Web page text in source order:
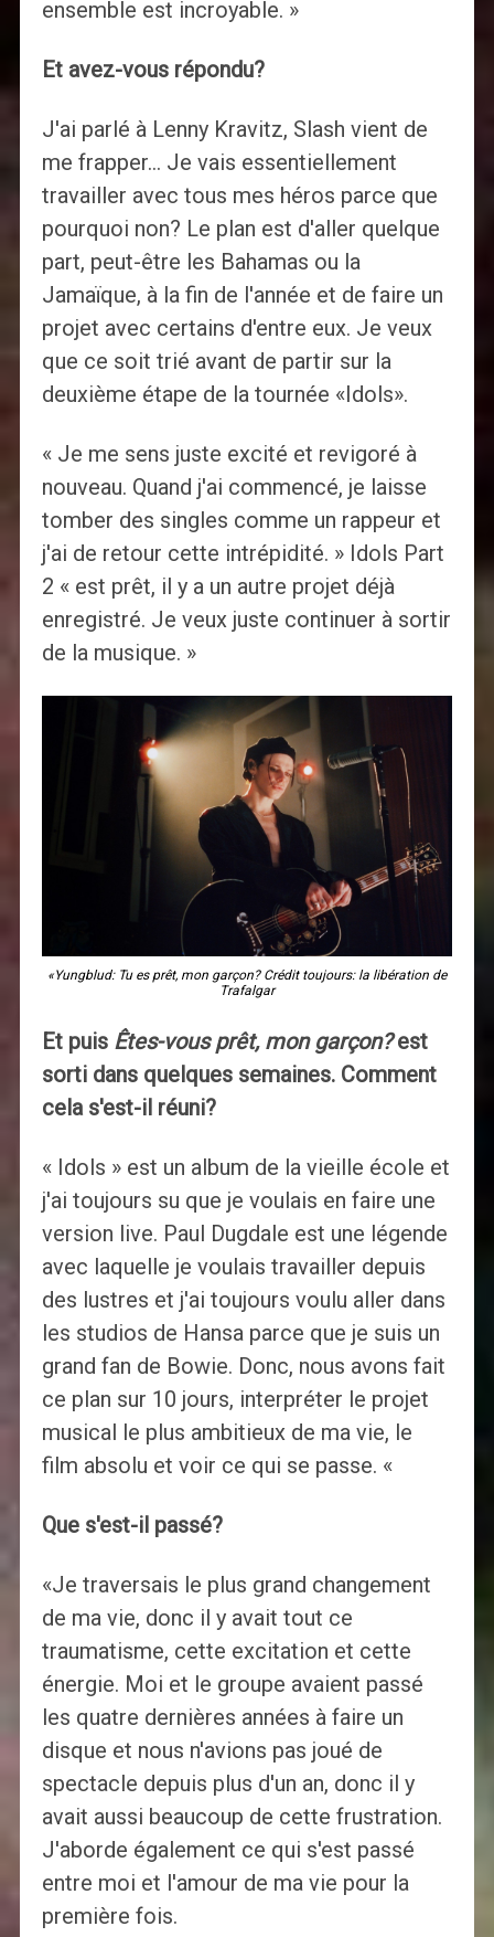
ensemble est incroyable. »
Et avez-vous répondu?
J'ai parlé à Lenny Kravitz, Slash vient de
me frapper… Je vais essentiellement
travailler avec tous mes héros parce que
pourquoi non? Le plan est d'aller quelque
part, peut-être les Bahamas ou la
Jamaïque, à la fin de l'année et de faire un
projet avec certains d'entre eux. Je veux
que ce soit trié avant de partir sur la
deuxième étape de la tournée «Idols».
« Je me sens juste excité et revigoré à
nouveau. Quand j'ai commencé, je laisse
tomber des singles comme un rappeur et
j'ai de retour cette intrépidité. » Idols Part
2 « est prêt, il y a un autre projet déjà
enregistré. Je veux juste continuer à sortir
de la musique. »
«Yungblud: Tu es prêt, mon garçon? Crédit toujours: la libération de
Trafalgar
Et puis Êtes-vous prêt, mon garçon?est
sorti dans quelques semaines. Comment
cela s'est-il réuni?
« Idols » est un album de la vieille école et
j'ai toujours su que je voulais en faire une
version live. Paul Dugdale est une légende
avec laquelle je voulais travailler depuis
des lustres et j'ai toujours voulu aller dans
les studios de Hansa parce que je suis un
grand fan de Bowie. Donc, nous avons fait
ce plan sur 10 jours, interpréter le projet
musical le plus ambitieux de ma vie, le
film absolu et voir ce qui se passe. «
Que s'est-il passé?
«Je traversais le plus grand changement
de ma vie, donc il y avait tout ce
traumatisme, cette excitation et cette
énergie. Moi et le groupe avaient passé
les quatre dernières années à faire un
disque et nous n'avions pas joué de
spectacle depuis plus d'un an, donc il y
avait aussi beaucoup de cette frustration.
J'aborde également ce qui s'est passé
entre moi et l'amour de ma vie pour la
première fois.